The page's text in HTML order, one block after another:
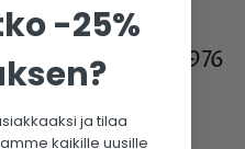
vuodesta 1976
-25%
ja tilaa
kaikille uusille